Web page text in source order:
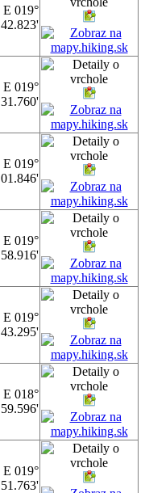
E 019°
42.823'
E 019°
31.760'
E 019°
01.846'
E 019°
58.916'
E 019°
43.295'
E 018°
59.596'
E 019°
51.763'